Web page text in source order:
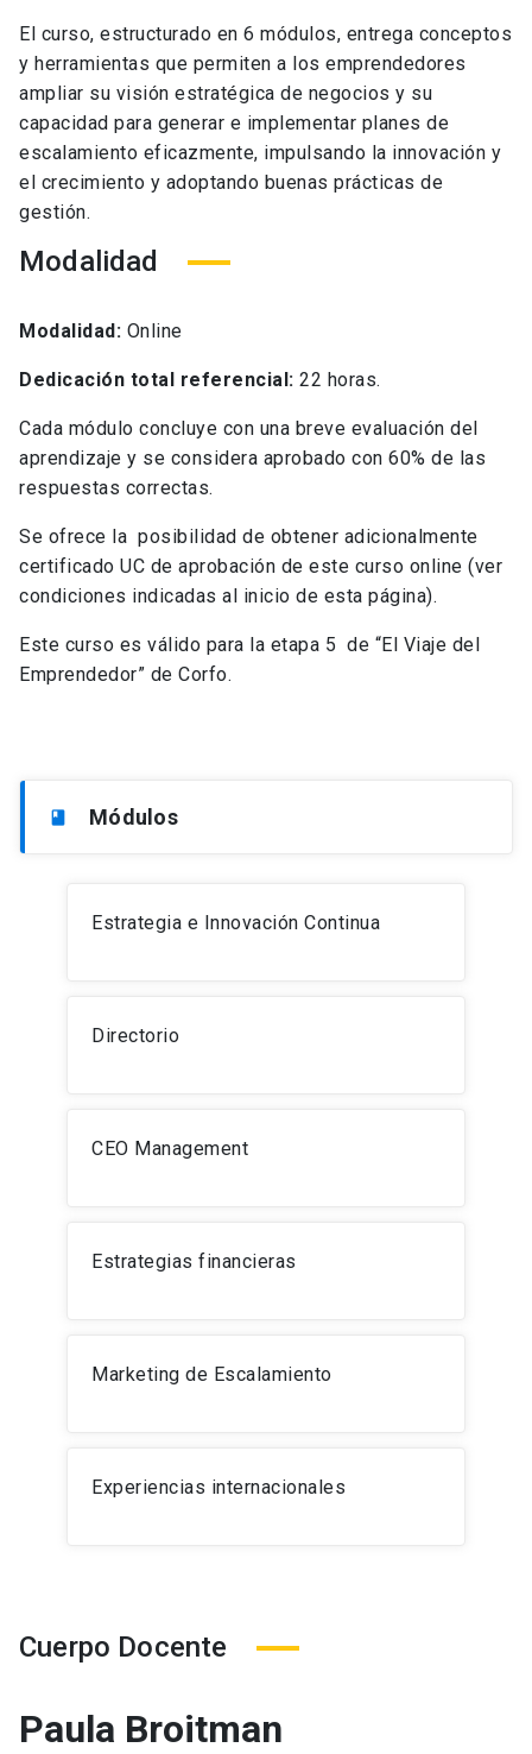
El curso, estructurado en 6 módulos, entrega conceptos
y herramientas que permiten a los emprendedores
ampliar su visión estratégica de negocios y su
capacidad para generar e implementar planes de
escalamiento eficazmente, impulsando la innovación y
el crecimiento y adoptando buenas prácticas de
gestión.
Modalidad
Modalidad: Online
Dedicación total referencial: 22 horas.
Cada módulo concluye con una breve evaluación del
aprendizaje y se considera aprobado con 60% de las
respuestas correctas.
Se ofrece la posibilidad de obtener adicionalmente
certificado UC de aprobación de este curso online (ver
condiciones indicadas al inicio de esta página).
Este curso es válido para la etapa 5 de “El Viaje del
Emprendedor” de Corfo.
book Módulos
Estrategia e Innovación Continua
Directorio
CEO Management
Estrategias financieras
Marketing de Escalamiento
Experiencias internacionales
Cuerpo Docente
Paula Broitman